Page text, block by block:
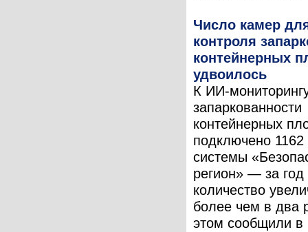
Число камер
контроля
контейнерных
удвоилось
К ИИ-
запаркованности
контейнерных
подключено
системы
регион» — за год
количество
более чем в два
этом сообщили в